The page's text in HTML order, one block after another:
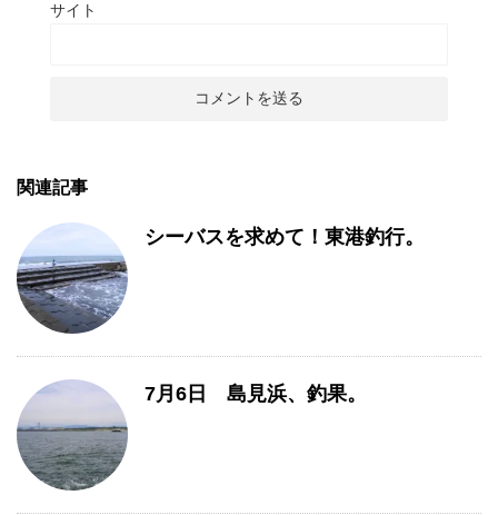
サイト
関連記事
シーバスを求めて！東港釣行。
7月6日 島見浜、釣果。